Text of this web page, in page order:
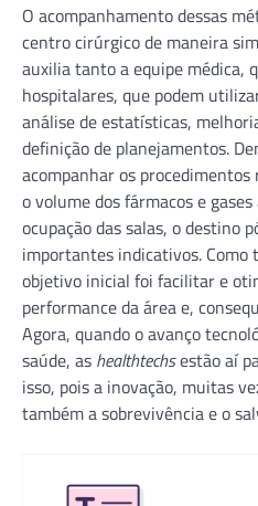
O acompanhamento dessas
centro cirúrgico de maneira
auxilia tanto a equipe médica,
hospitalares, que podem
análise de estatísticas,
definição de planejamentos.
acompanhar os
o volume dos fármacos e
ocupação das salas, o destino
importantes indicativos. Como
objetivo inicial foi facilitar e
performance da área e,
Agora, quando o avanço
saúde, as healthtechsestão aí
isso, pois a inovação, muitas
também a sobrevivência e o